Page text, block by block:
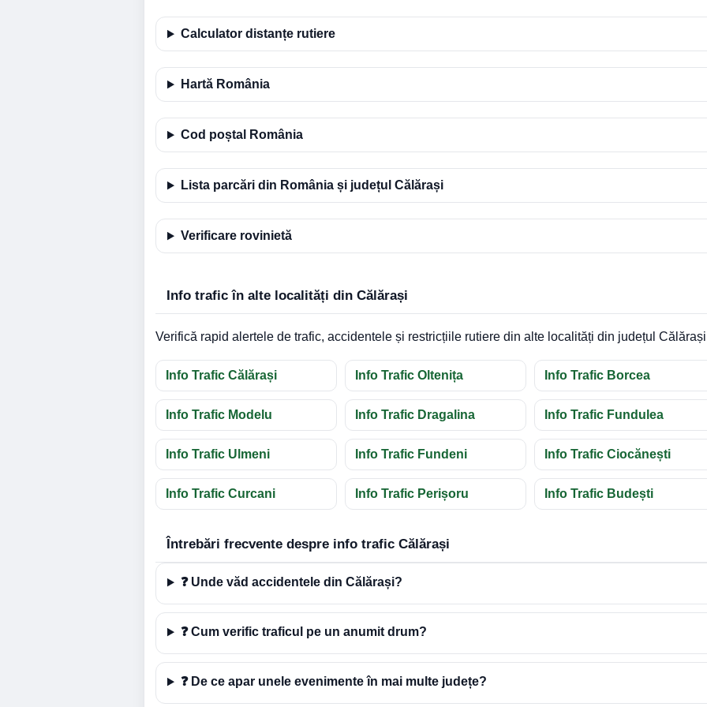
Calculator distanțe rutiere
Hartă România
Cod poștal România
Lista parcări din România și județul Călărași
Verificare rovinietă
Info trafic în alte localități din Călărași
Verifică rapid alertele de trafic, accidentele și restricțiile rutiere din alte localități din județul
Info Trafic Călărași Info Trafic Oltenița Info Trafic Borcea
Info Trafic Modelu Info Trafic Dragalina Info Trafic Fundulea
Info Trafic Ulmeni Info Trafic Fundeni Info Trafic Ciocănești
Info Trafic Curcani Info Trafic Perișoru Info Trafic Budești
Întrebări frecvente despre info trafic Călărași
❓ Unde văd accidentele din Călărași?
❓ Cum verific traficul pe un anumit drum?
❓ De ce apar unele evenimente în mai multe județe?